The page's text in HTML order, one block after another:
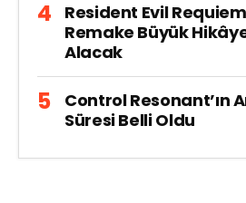
Resident Evil
Remake Büyük
Alacak
Control Resonant’ın
Süresi Belli Oldu